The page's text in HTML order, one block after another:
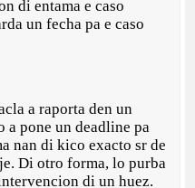
di entama e caso
un fecha pa e caso
a raporta den un
a pone un deadline pa
nan di kico exacto sr de
Di otro forma, lo purba
di un huez.